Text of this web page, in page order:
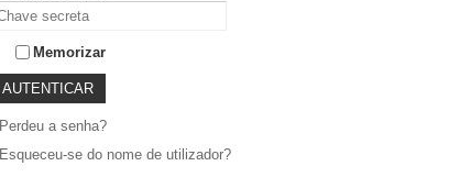
Memorizar
Perdeu a senha?
Esqueceu-se do nome de utilizador?